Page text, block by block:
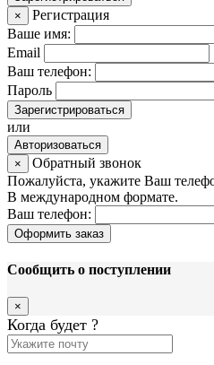
×
Регистрация
Ваше имя:
Email
Ваш телефон:
Пароль
Зарегистрироваться
или
Авторизоваться
×
Обратный звонок
Пожалуйста, укажите Ваш
В международном формате.
Ваш телефон:
Оформить заказ
Сообщить о поступлении
×
Когда будет ?